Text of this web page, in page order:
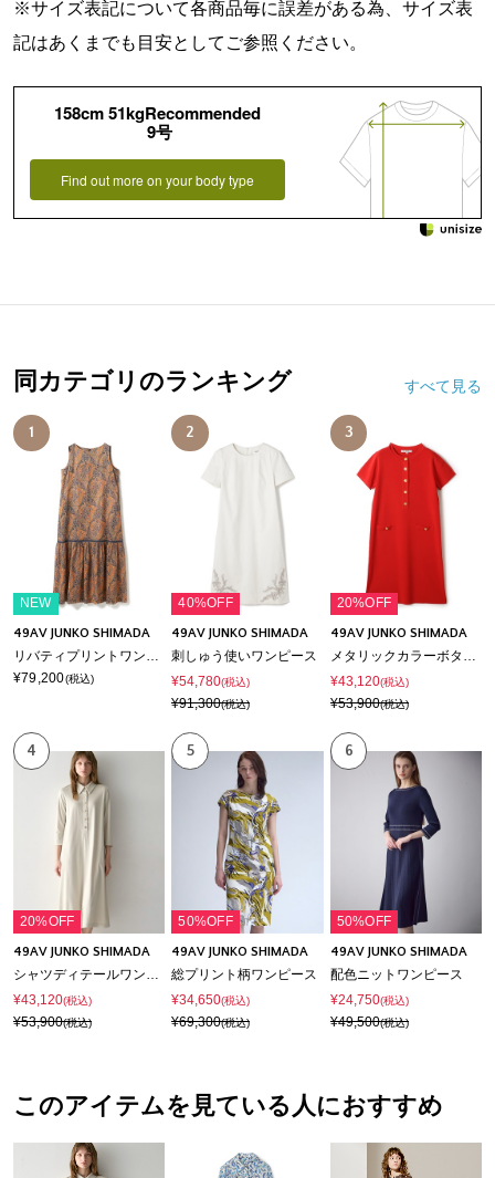
※サイズ表記について各商品毎に誤差がある為、サイズ表
記はあくまでも目安としてご参照ください。
158cm 51kgRecommended
9号
Find out more on your body type
同カテゴリのランキング すべて見る
1
NEW
49AV JUNKO SHIMADA
リバティプリントワンピース
¥79,200(税込)
2
40%OFF
49AV JUNKO SHIMADA
刺しゅう使いワンピース
¥54,780(税込)
¥91,300(税込)
3
20%OFF
49AV JUNKO SHIMADA
メタリックカラーボタン付きニットワンピース
¥43,120(税込)
¥53,900(税込)
4
20%OFF
49AV JUNKO SHIMADA
シャツディテールワンピース
¥43,120(税込)
¥53,900(税込)
5
50%OFF
49AV JUNKO SHIMADA
総プリント柄ワンピース
¥34,650(税込)
¥69,300(税込)
6
50%OFF
49AV JUNKO SHIMADA
配色ニットワンピース
¥24,750(税込)
¥49,500(税込)
このアイテムを見ている人におすすめ